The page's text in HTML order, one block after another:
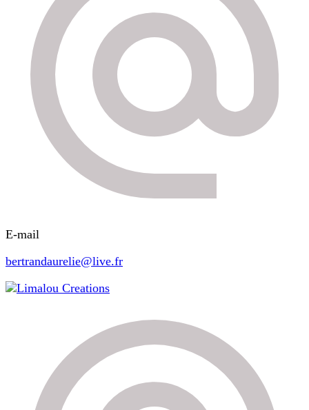
E-mail
bertrandaurelie@live.fr
Limalou Creations